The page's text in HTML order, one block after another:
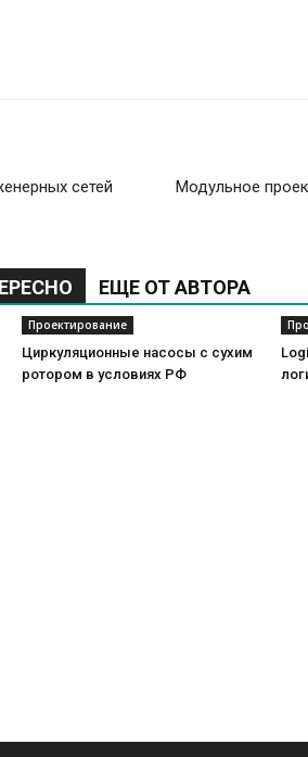
сетей
Модульное
ЕЩЕ ОТ АВТОРА
Проектирование
Циркуляционные насосы с сухим
ротором в условиях РФ